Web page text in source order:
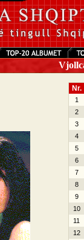
Nr.
1
2
3
4
5
6
7
8
9
10
11
12